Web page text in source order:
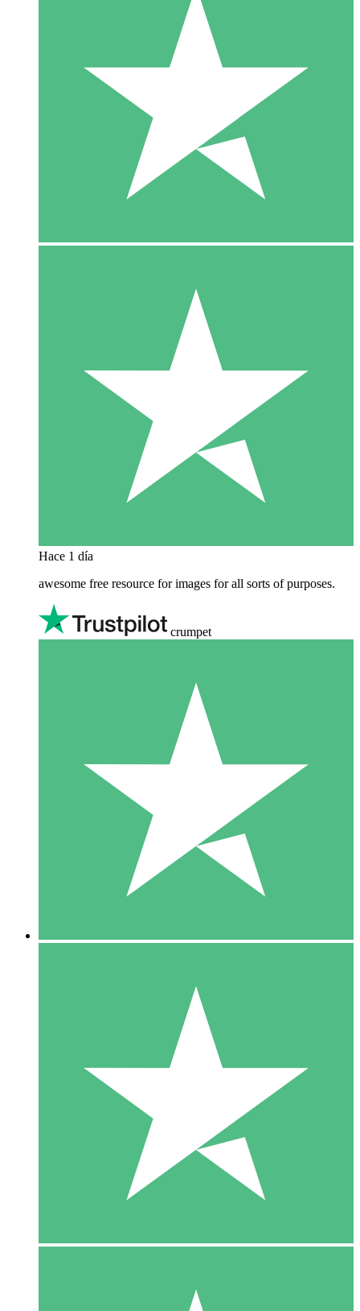
Hace 1 día
awesome free resource for images for all sorts of purposes.
crumpet